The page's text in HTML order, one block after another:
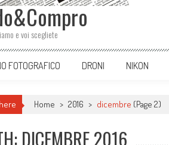
e voi scegliete
FOTOGRAFICO DRONI NIKON
Home > 2016 > dicembre (Page 2)
DICEMBRE 2016